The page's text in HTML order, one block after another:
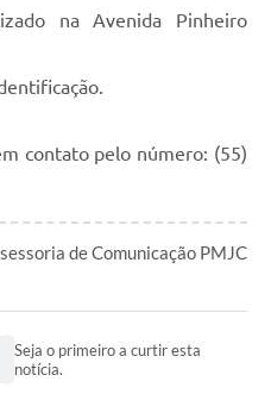
na Avenida Pinheiro
contato pelo número: (55)
de Comunicação PMJC
Seja o primeiro a curtir esta
notícia.